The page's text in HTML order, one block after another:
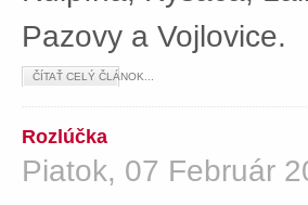
Pazovy a Vojlovice.
ČÍTAŤ CELÝ ČLÁNOK...
Rozlúčka
Piatok, 07 Február